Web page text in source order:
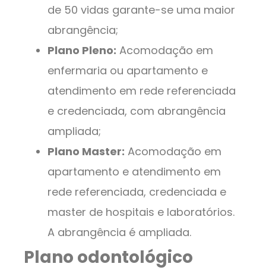
de 50 vidas garante-se uma maior
abrangência;
Plano Pleno: Acomodação em
enfermaria ou apartamento e
atendimento em rede referenciada
e credenciada, com abrangência
ampliada;
Plano Master: Acomodação em
apartamento e atendimento em
rede referenciada, credenciada e
master de hospitais e laboratórios.
A abrangência é ampliada.
Plano odontológico